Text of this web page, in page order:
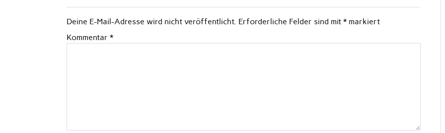
Deine E-Mail-Adresse wird nicht veröffentlicht. Erforderliche Felder sind mit *markiert
Kommentar *